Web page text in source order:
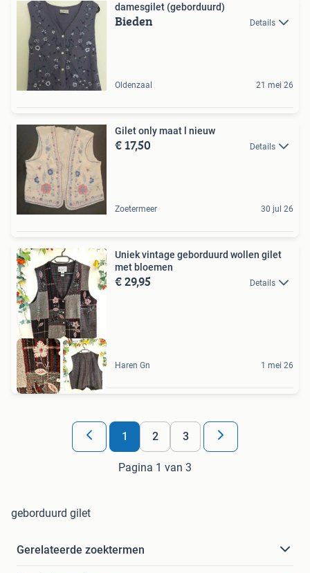
damesgilet (geborduurd)
Bieden Details
Oldenzaal 21 mei 26
Gilet only maat l nieuw
€ 17,50 Details
Zoetermeer 30 jul 26
Uniek vintage geborduurd wollen gilet
met bloemen
€ 29,95 Details
Haren Gn 1 mei 26
1 2 3
Pagina 1 van 3
geborduurd gilet
Gerelateerde zoektermen